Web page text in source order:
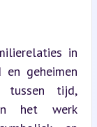
in
geheimen
tussen tijd,
het werk